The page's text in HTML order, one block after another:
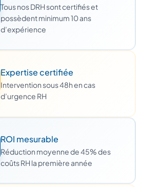
Tous nos DRH sont certifiés et
possèdent minimum 10 ans
d’expérience
Expertise certifiée
Intervention sous 48h en cas
d’urgence RH
ROI mesurable
Réduction moyenne de 45% des
coûts RH la première année